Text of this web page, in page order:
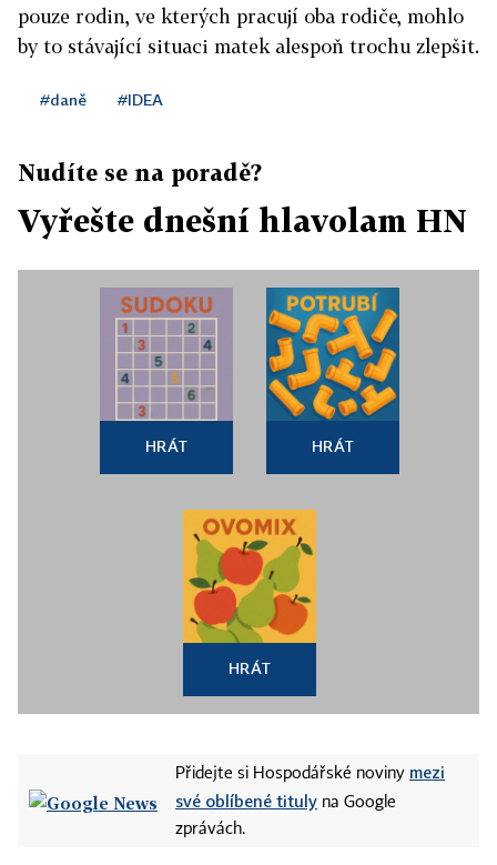
pouze rodin, ve kterých pracují oba rodiče, mohlo
by to stávající situaci matek alespoň trochu zlepšit.
#daně #IDEA
Nudíte se na poradě?
Vyřešte dnešní hlavolam HN
HRÁT HRÁT
HRÁT
Přidejte si Hospodářské noviny mezi
své oblíbené tituly na Google
zprávách.